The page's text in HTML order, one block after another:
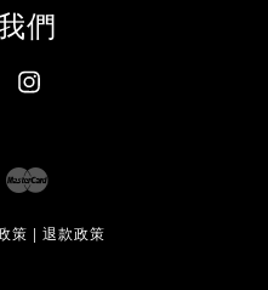
們
Visa
策 | 退款政策